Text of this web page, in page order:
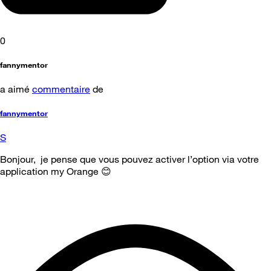
0
fannymentor
a aimé commentaire de
fannymentor
S
Bonjour, je pense que vous pouvez activer l’option via votre
application my Orange 😊